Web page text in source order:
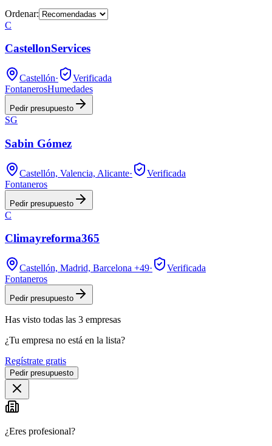
Ordenar:
C
CastellonServices
Castellón·
Verificada
FontanerosHumedades
Pedir presupuesto
SG
Sabin Gómez
Castellón, Valencia, Alicante·
Verificada
Fontaneros
Pedir presupuesto
C
Climayreforma365
Castellón, Madrid, Barcelona +49·
Verificada
Fontaneros
Pedir presupuesto
Has visto todas las 3 empresas
¿Tu empresa no está en la lista?
Regístrate gratis
Pedir presupuesto
¿Eres profesional?